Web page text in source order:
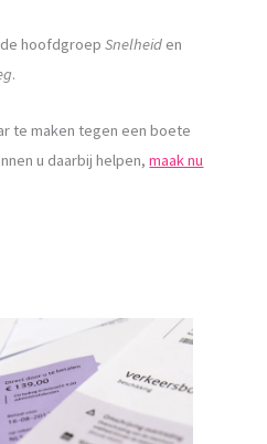
hoofdgroepSnelheid en
.
te maken tegen een boete
u daarbij helpen,maak nu